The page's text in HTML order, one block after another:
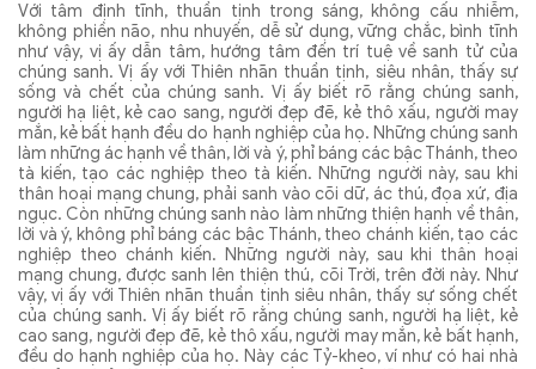
Với tâm định tĩnh, thuần tịnh trong sáng, không cấu nhiễm,
không phiền não, nhu nhuyến, dễ sử dụng, vững chắc, bình tĩnh
như vậy, vị ấy dẫn tâm, hướng tâm đến trí tuệ về sanh tử của
chúng sanh. Vị ấy với Thiên nhãn thuần tịnh, siêu nhân, thấy sự
sống và chết của chúng sanh. Vị ấy biết rõ rằng chúng sanh,
người hạ liệt, kẻ cao sang, người đẹp đẽ, kẻ thô xấu, người may
mắn, kẻ bất hạnh đều do hạnh nghiệp của họ. Những chúng sanh
làm những ác hạnh về thân, lời và ý, phỉ báng các bậc Thánh, theo
tà kiến, tạo các nghiệp theo tà kiến. Những người này, sau khi
thân hoại mạng chung, phải sanh vào cõi dữ, ác thú, đọa xứ, địa
ngục. Còn những chúng sanh nào làm những thiện hạnh về thân,
lời và ý, không phỉ báng các bậc Thánh, theo chánh kiến, tạo các
nghiệp theo chánh kiến. Những người này, sau khi thân hoại
mạng chung, được sanh lên thiện thú, cõi Trời, trên đời này. Như
vậy, vị ấy với Thiên nhãn thuần tịnh siêu nhân, thấy sự sống chết
của chúng sanh. Vị ấy biết rõ rằng chúng sanh, người hạ liệt, kẻ
cao sang, người đẹp đẽ, kẻ thô xấu, người may mắn, kẻ bất hạnh,
đều do hạnh nghiệp của họ. Này các Tỷ-kheo, ví như có hai nhà